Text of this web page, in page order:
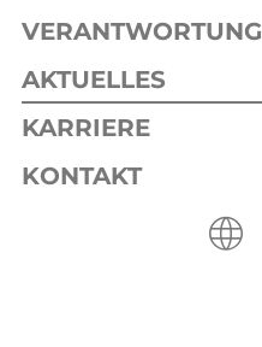
VERANTWORTUNG
AKTUELLES
KARRIERE
KONTAKT